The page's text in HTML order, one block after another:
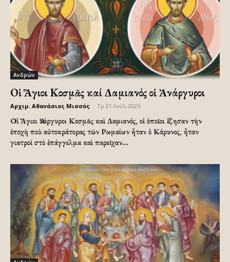
Ανδρών
Οἱ Ἅγιοι Κοσμᾶς καί Δαμιανός οἱ Ἀνάργυροι
Αρχιμ. Αθανάσιος Μισσός Τρ 01-Ιούλ-2025
Οἱ Ἅγιοι Ἀνάργυροι Κοσμᾶς καὶ Δαμιανός, οἱ ὁποῖοι ἔζησαν τὴν
ἐποχὴ ποὺ αὐτοκράτορας τῶν Ρωμαίων ἦταν ὁ Κάρυνος, ἦταν
γιατροὶ στὸ ἐπάγγελμα καὶ παρεῖχαν...